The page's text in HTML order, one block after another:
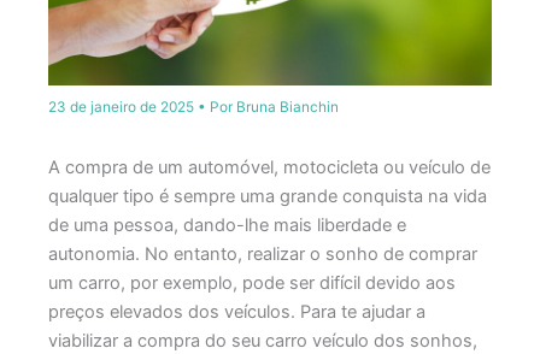
23 de janeiro de 2025 • Por Bruna Bianchin
A compra de um automóvel, motocicleta ou veículo de
qualquer tipo é sempre uma grande conquista na vida
de uma pessoa, dando-lhe mais liberdade e
autonomia. No entanto, realizar o sonho de comprar
um carro, por exemplo, pode ser difícil devido aos
preços elevados dos veículos. Para te ajudar a
viabilizar a compra do seu carro veículo dos sonhos,